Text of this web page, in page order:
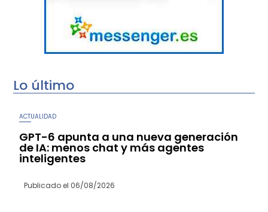
Lo último
ACTUALIDAD
GPT-6 apunta a una nueva generación
de IA: menos chat y más agentes
inteligentes
Publicado el 06/08/2026